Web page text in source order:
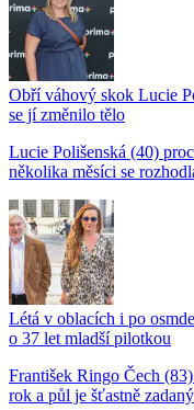
Obří váhový skok Lucie
se jí změnilo tělo
Lucie Polišenská (40)
několika měsíci se
Létá v oblacích i po
o 37 let mladší pilotkou
František Ringo Čech
rok a půl je šťastně